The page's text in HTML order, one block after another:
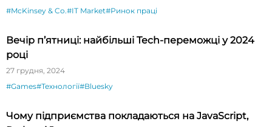
#McKinsey & Co.#IT Market#Ринок праці
Вечір п’ятниці: найбільші Tech-переможці у 2024
році
27 грудня, 2024
#Games#Технології#Bluesky
Чому підприємства покладаються на JavaScript,